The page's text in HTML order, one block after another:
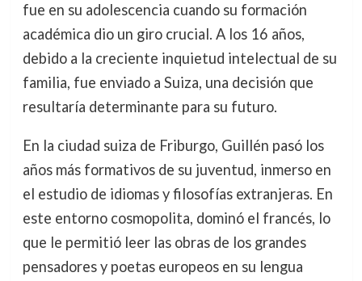
fue en su adolescencia cuando su formación
académica dio un giro crucial. A los 16 años,
debido a la creciente inquietud intelectual de su
familia, fue enviado a Suiza, una decisión que
resultaría determinante para su futuro.
En la ciudad suiza de Friburgo, Guillén pasó los
años más formativos de su juventud, inmerso en
el estudio de idiomas y filosofías extranjeras. En
este entorno cosmopolita, dominó el francés, lo
que le permitió leer las obras de los grandes
pensadores y poetas europeos en su lengua